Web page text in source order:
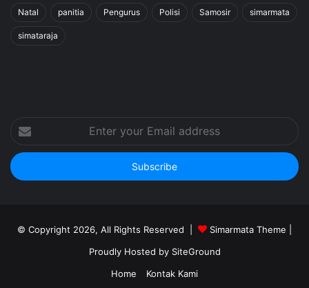
Natal panitia Pengurus Polisi Samosir simarmata
simataraja
your
Email
address
© Copyright 2026, All Rights Reserved | Simarmata Theme
Proudly Hosted by SiteGround
Home
Kontak Kami